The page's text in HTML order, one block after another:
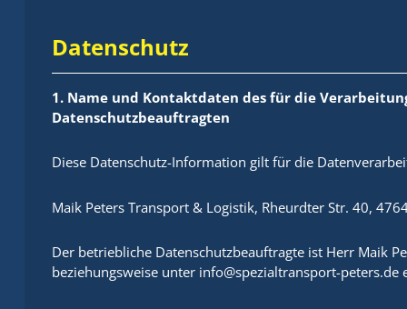
Datenschutz
1. Name und Kontaktdaten des für die
Datenschutzbeauftragten
Diese Datenschutz-Information gilt für die
Maik Peters Transport & Logistik, Rheurdter Str. 40,
Der betriebliche Datenschutzbeauftragte ist Herr Maik
beziehungsweise unter info@spezialtransport-peters.de